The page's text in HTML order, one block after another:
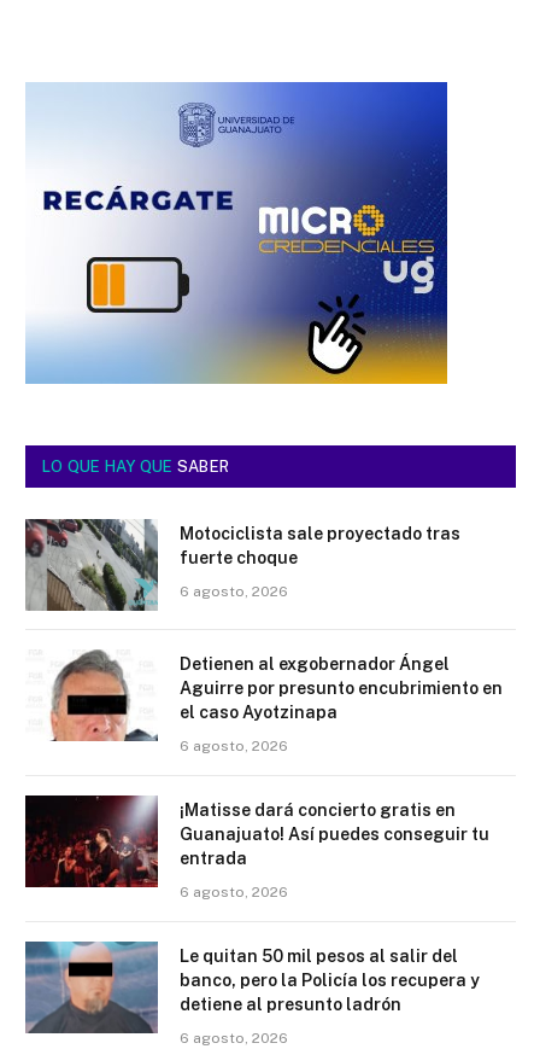
LO QUE HAY QUE SABER
Motociclista sale proyectado tras
fuerte choque
6 agosto, 2026
Detienen al exgobernador Ángel
Aguirre por presunto encubrimiento en
el caso Ayotzinapa
6 agosto, 2026
¡Matisse dará concierto gratis en
Guanajuato! Así puedes conseguir tu
entrada
6 agosto, 2026
Le quitan 50 mil pesos al salir del
banco, pero la Policía los recupera y
detiene al presunto ladrón
6 agosto, 2026